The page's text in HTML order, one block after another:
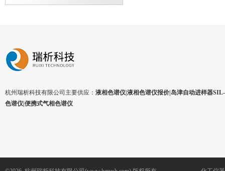
杭州瑞析科技有限公司主要供应： 液相色谱仪|液相色谱仪报价|岛津自动进样器
色谱仪|便携式气相色谱仪